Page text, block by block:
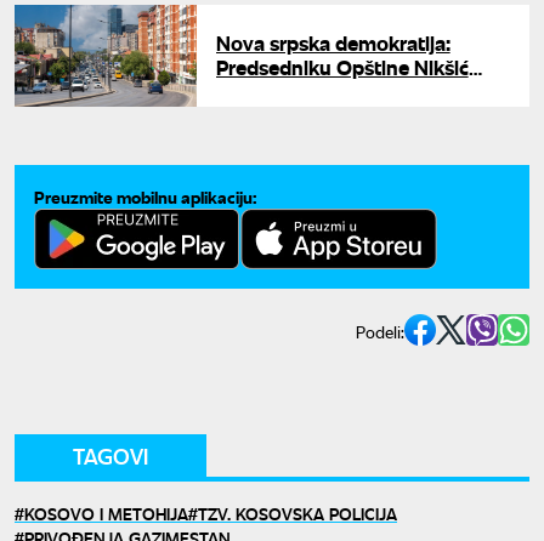
Nova srpska demokratija:
Predsedniku Opštine Nikšić
Preuzmite mobilnu aplikaciju:
Podeli:
TAGOVI
KOSOVO I METOHIJA TZV. KOSOVSKA POLICIJA